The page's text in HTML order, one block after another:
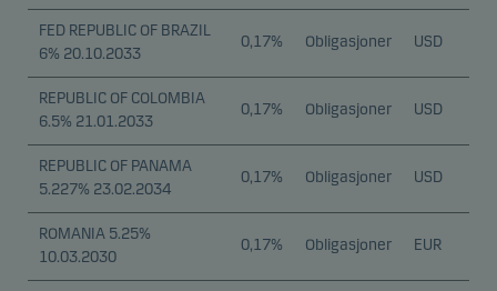
FED REPUBLIC OF BRAZIL
6% 20.10.2033
0,17% Obligasjoner USD
REPUBLIC OF COLOMBIA
6.5% 21.01.2033
0,17% Obligasjoner USD
REPUBLIC OF PANAMA
5.227% 23.02.2034
0,17% Obligasjoner USD
ROMANIA 5.25%
10.03.2030
0,17% Obligasjoner EUR